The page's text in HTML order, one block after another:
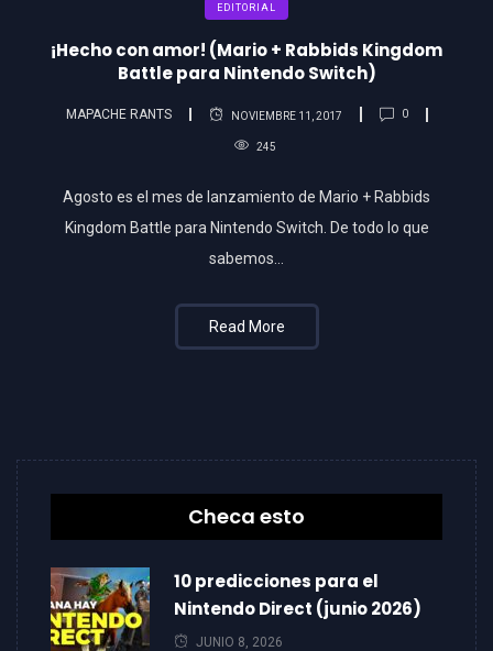
EDITORIAL
¡Hecho con amor! (Mario + Rabbids Kingdom
Battle para Nintendo Switch)
MAPACHE RANTS NOVIEMBRE 11, 2017 0
245
Agosto es el mes de lanzamiento de Mario + Rabbids
Kingdom Battle para Nintendo Switch. De todo lo que
sabemos…
Read More
Checa esto
10 predicciones para el
Nintendo Direct (junio 2026)
JUNIO 8, 2026